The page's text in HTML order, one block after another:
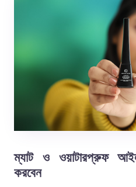
ম্যাট ও ওয়াটারপ্রুফ
করবেন